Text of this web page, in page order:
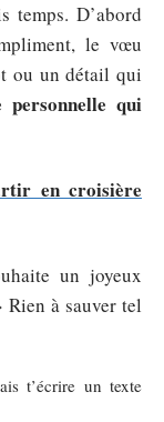
temps. D’abord
le vœu
ou un détail qui
personnelle qui
en croisière
un joyeux
Rien à sauver tel
t’écrire un texte